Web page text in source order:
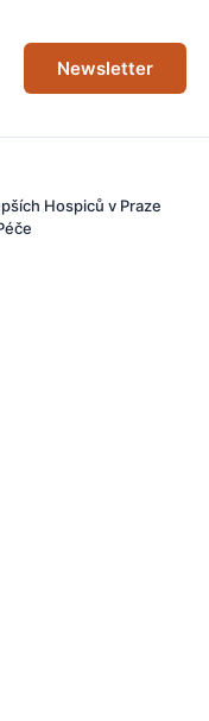
Newsletter
Hospiců v Praze